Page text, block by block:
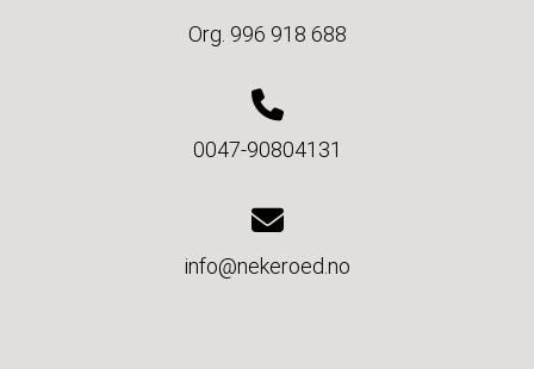
Org. 996 918 688
0047-90804131
info@nekeroed.no